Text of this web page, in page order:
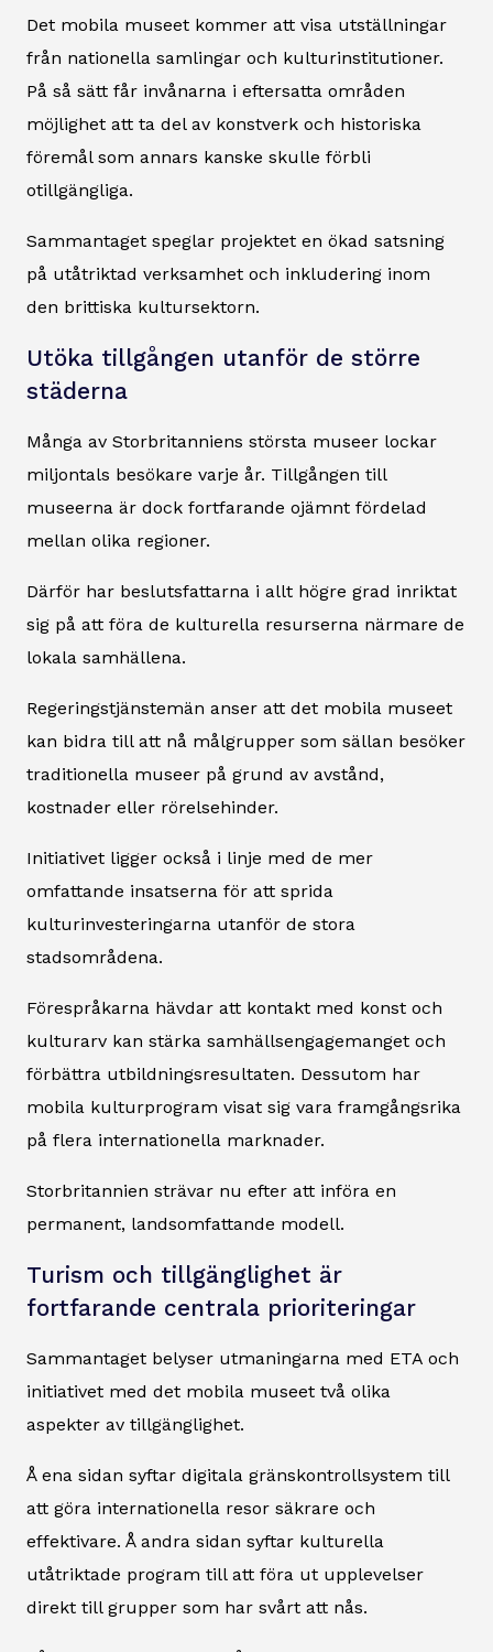
Det mobila museet kommer att visa utställningar
från nationella samlingar och kulturinstitutioner.
På så sätt får invånarna i eftersatta områden
möjlighet att ta del av konstverk och historiska
föremål som annars kanske skulle förbli
otillgängliga.
Sammantaget speglar projektet en ökad satsning
på utåtriktad verksamhet och inkludering inom
den brittiska kultursektorn.
Utöka tillgången utanför de större
städerna
Många av Storbritanniens största museer lockar
miljontals besökare varje år. Tillgången till
museerna är dock fortfarande ojämnt fördelad
mellan olika regioner.
Därför har beslutsfattarna i allt högre grad inriktat
sig på att föra de kulturella resurserna närmare de
lokala samhällena.
Regeringstjänstemän anser att det mobila museet
kan bidra till att nå målgrupper som sällan besöker
traditionella museer på grund av avstånd,
kostnader eller rörelsehinder.
Initiativet ligger också i linje med de mer
omfattande insatserna för att sprida
kulturinvesteringarna utanför de stora
stadsområdena.
Förespråkarna hävdar att kontakt med konst och
kulturarv kan stärka samhällsengagemanget och
förbättra utbildningsresultaten. Dessutom har
mobila kulturprogram visat sig vara framgångsrika
på flera internationella marknader.
Storbritannien strävar nu efter att införa en
permanent, landsomfattande modell.
Turism och tillgänglighet är
fortfarande centrala prioriteringar
Sammantaget belyser utmaningarna med ETA och
initiativet med det mobila museet två olika
aspekter av tillgänglighet.
Å ena sidan syftar digitala gränskontrollsystem till
att göra internationella resor säkrare och
effektivare. Å andra sidan syftar kulturella
utåtriktade program till att föra ut upplevelser
direkt till grupper som har svårt att nås.